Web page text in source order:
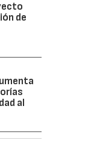
de
al